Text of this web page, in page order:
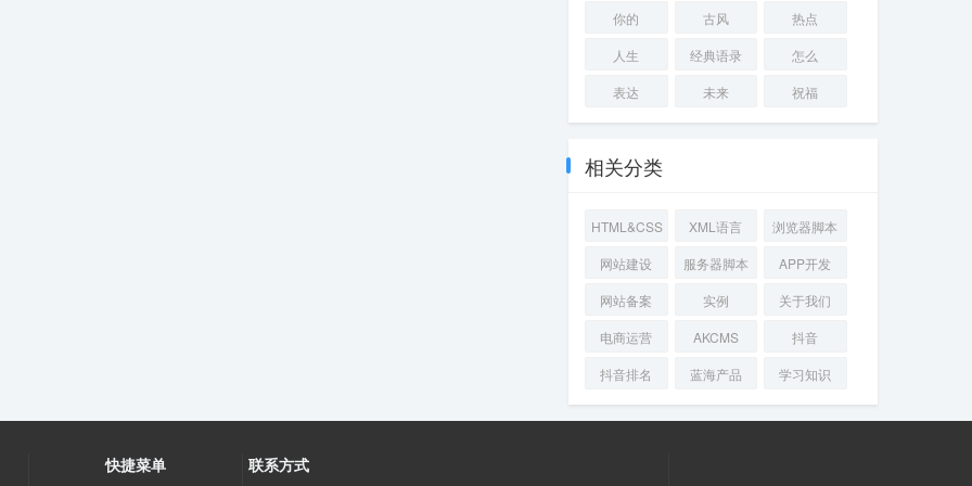
你的 古风
热点
人生
经典语录
怎么
表达
未来 祝福
相关分类
HTML&CSS XML语言
浏览器脚本
网站建设
服务器脚本
APP开发
网站备案
实例
关于我们
电商运营
AKCMS
抖音
抖音排名
蓝海产品 学习知识
快捷菜单 联系方式